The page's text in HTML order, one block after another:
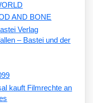
AND BONE
– Bastei und der
kauft Filmrechte an